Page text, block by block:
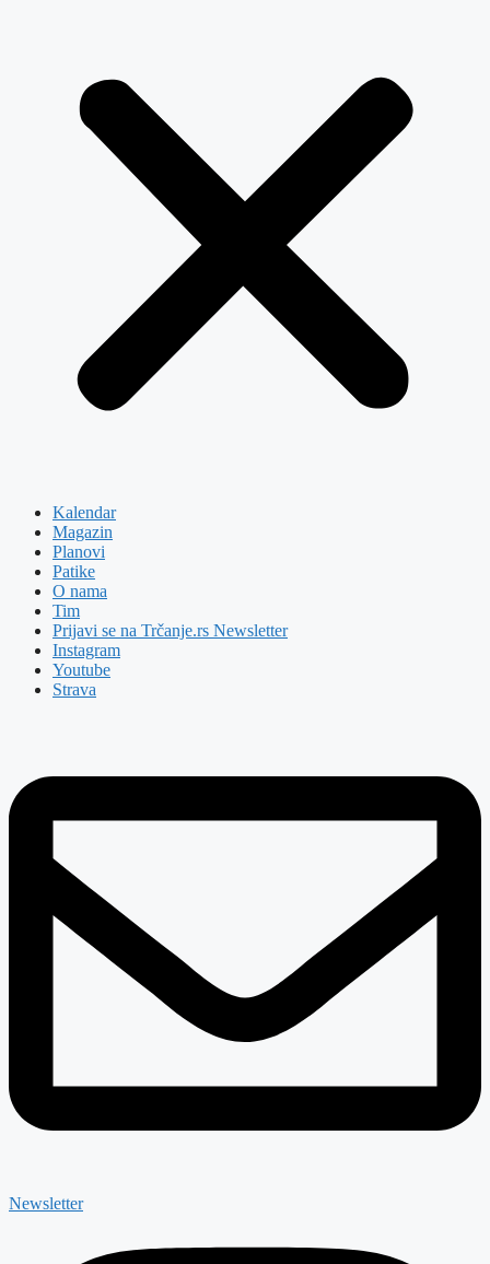
Kalendar
Magazin
Planovi
Patike
O nama
Tim
Prijavi se na Trčanje.rs Newsletter
Instagram
Youtube
Strava
Newsletter